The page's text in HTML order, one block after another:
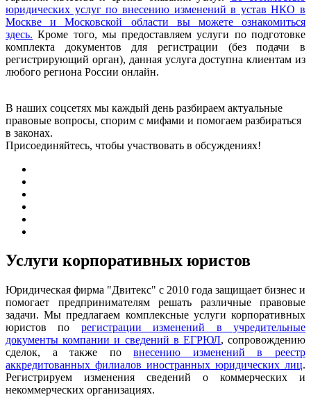
юридических услуг по внесению изменений в устав НКО в
Москве и Московской области вы можете ознакомиться
здесь. Кроме того, мы предоставляем услуги по подготовке
комплекта документов для регистрации (без подачи в
регистрирующий орган), данная услуга доступна клиентам из
любого региона России онлайн.
В наших соцсетях мы каждый день разбираем актуальные
правовые вопросы, спорим с мифами и помогаем разбираться
в законах.
Присоединяйтесь, чтобы участвовать в обсуждениях!
Услуги корпоративных юристов
Юридическая фирма "Двитекс" с 2010 года защищает бизнес и
помогает предпринимателям решать различные правовые
задачи. Мы предлагаем комплексные услуги корпоративных
юристов по регистрации изменений в учредительные
документы компании и сведений в ЕГРЮЛ, сопровождению
сделок, а также повнесению изменений в реестр
аккредитованных филиалов иностранных юридических лиц.
Регистрируем изменения сведений о коммерческих и
некоммерческих организациях.